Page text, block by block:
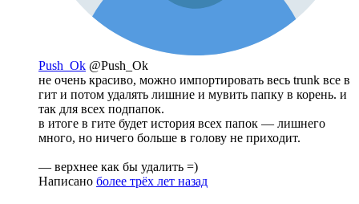
Push_Ok @Push_Ok
не очень красиво, можно импортировать весь trunk все в
гит и потом удалять лишние и мувить папку в корень. и
так для всех подпапок.
в итоге в гите будет история всех папок — лишнего
много, но ничего больше в голову не приходит.
— верхнее как бы удалить =)
Написано более трёх лет назад